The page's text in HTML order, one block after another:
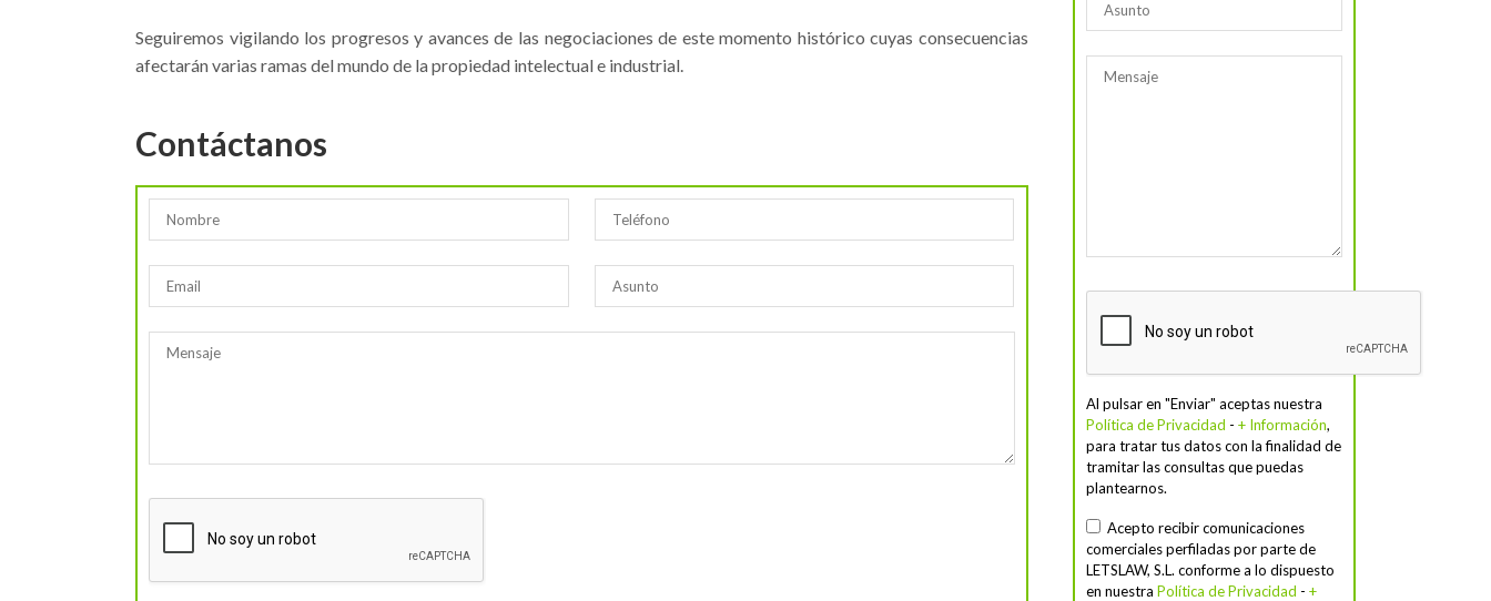
Seguiremos vigilando los progresos y avances de las negociaciones de este momento histórico cuyas consecuencias
afectarán varias ramas del mundo de la propiedad intelectual e industrial.
Contáctanos
Al pulsar en "Enviar" aceptas nuestra
Política de Privacidad - + Información,
para tratar tus datos con la finalidad de
tramitar las consultas que puedas
plantearnos.
Acepto recibir comunicaciones
comerciales perfiladas por parte de
LETSLAW, S.L. conforme a lo dispuesto
en nuestra Política de Privacidad - +